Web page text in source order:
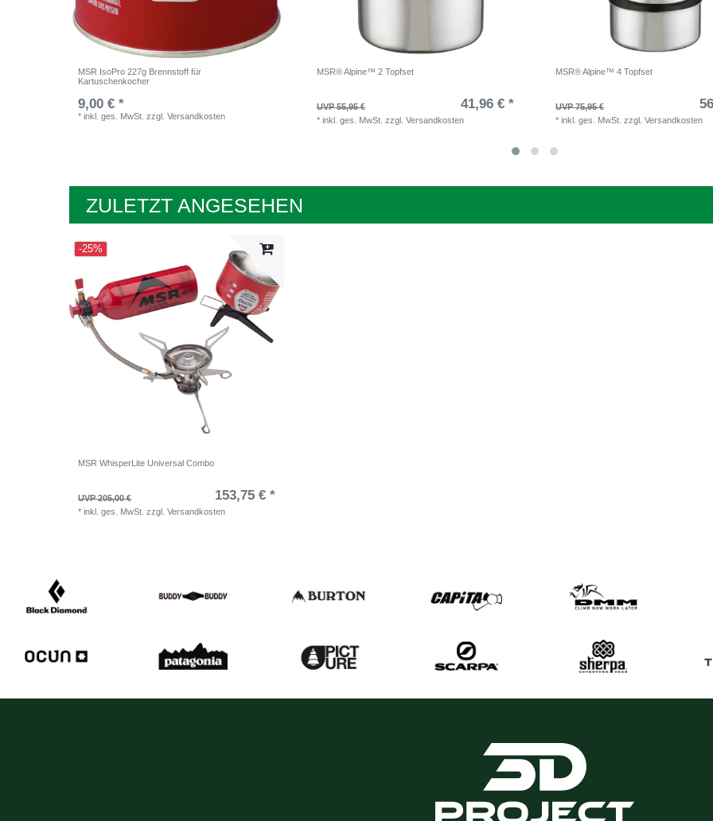
MSR IsoPro 227g Brennstoff für
Kartuschenkocher
9,00 € *
*inkl. ges. MwSt. zzgl.Versandkosten
MSR® Alpine™ 2 Topfset
UVP 55,95 € 41,96 € *
*inkl. ges. MwSt. zzgl.Versandkosten
MSR® Alpine™ 4 Topfset
UVP 75,95 €
*inkl. ges. MwSt. zzgl.Versandkosten
ZULETZT ANGESEHEN
-25%
MSR WhisperLite Universal Combo
UVP 205,00 € 153,75 € *
*inkl. ges. MwSt. zzgl.Versandkosten